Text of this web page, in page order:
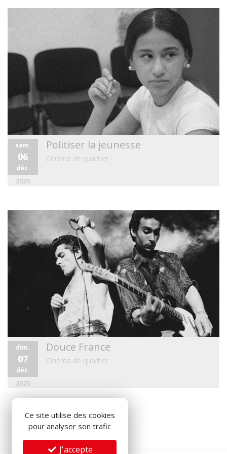
sam.
06
déc.
2025
Politiser la jeunesse
Cinéma de quartier
dim.
07
déc.
2025
Douce France
Cinéma de quartier
Ce site utilise des cookies
pour analyser son trafic
J'accepte